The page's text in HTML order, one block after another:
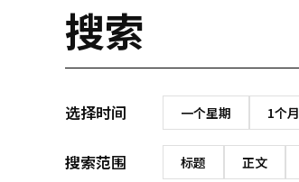
搜索
选择时间 一个星期 1个月
搜索范围 标题 正文